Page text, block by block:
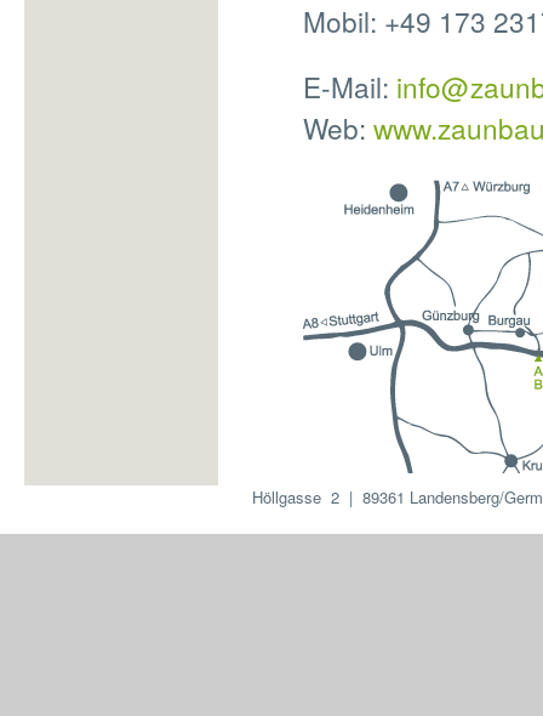
Mobil: +49 173
E-Mail: info‎@
Web:
Höllgasse 2 | 89361 Landensberg/